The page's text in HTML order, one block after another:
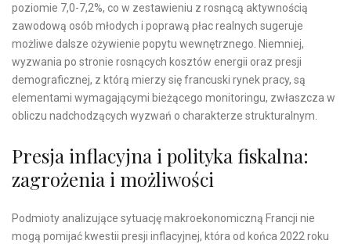
poziomie 7,0-7,2%, co w zestawieniu z rosnącą aktywnością
zawodową osób młodych i poprawą płac realnych sugeruje
możliwe dalsze ożywienie popytu wewnętrznego. Niemniej,
wyzwania po stronie rosnących kosztów energii oraz presji
demograficznej, z którą mierzy się francuski rynek pracy, są
elementami wymagającymi bieżącego monitoringu, zwłaszcza w
obliczu nadchodzących wyzwań o charakterze strukturalnym.
Presja inflacyjna i polityka fiskalna:
zagrożenia i możliwości
Podmioty analizujące sytuację makroekonomiczną Francji nie
mogą pomijać kwestii presji inflacyjnej, która od końca 2022 roku